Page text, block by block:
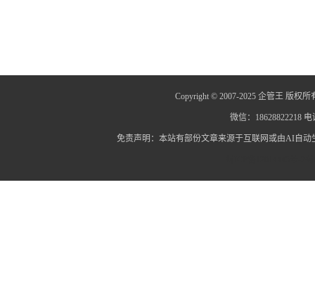
Copyright © 2007-2025 企管王 版权所
微信：18628822218
免责声明：本站有部份文章来源于互联网或由AI自